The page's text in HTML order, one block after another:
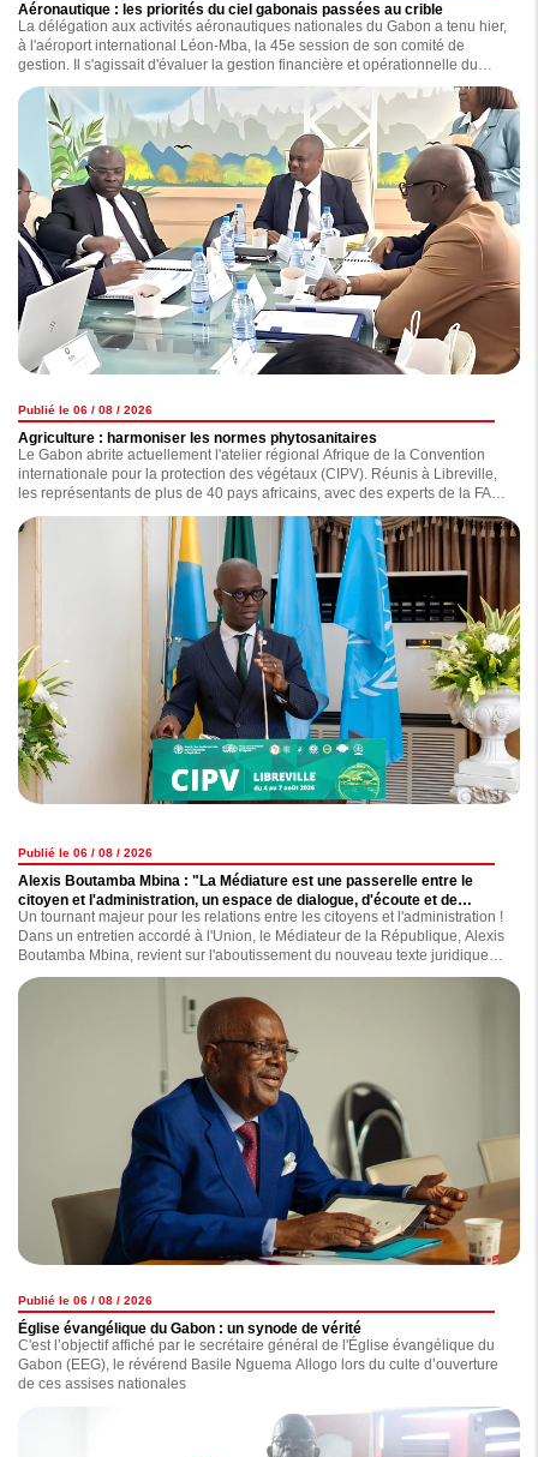
Aéronautique : les priorités du ciel gabonais passées au crible
La délégation aux activités aéronautiques nationales du Gabon a tenu hier,
à l'aéroport international Léon-Mba, la 45e session de son comité de
gestion. Il s'agissait d'évaluer la gestion financière et opérationnelle du
secteur, de se pencher sur les investissements et le renforcement de la
sécurité de la navigation aérienne.
Publié le 06 / 08 / 2026
Agriculture : harmoniser les normes phytosanitaires
Le Gabon abrite actuellement l'atelier régional Afrique de la Convention
internationale pour la protection des végétaux (CIPV). Réunis à Libreville,
les représentants de plus de 40 pays africains, avec des experts de la FAO,
de la CIPV et du CPI-UA, travaillent sur l'avenir de la santé des végétaux
sur le continent.
Publié le 06 / 08 / 2026
Alexis Boutamba Mbina : "La Médiature est une passerelle entre le
citoyen et l'administration, un espace de dialogue, d'écoute et de
conciliation"
Un tournant majeur pour les relations entre les citoyens et l'administration !
Dans un entretien accordé à l'Union, le Médiateur de la République, Alexis
Boutamba Mbina, revient sur l'aboutissement du nouveau texte juridique
régissant les missions et le fonctionnement de l'institution.
Publié le 06 / 08 / 2026
Église évangélique du Gabon : un synode de vérité
C'est l’objectif affiché par le secrétaire général de l'Église évangélique du
Gabon (EEG), le révérend Basile Nguema Allogo lors du culte d’ouverture
de ces assises nationales